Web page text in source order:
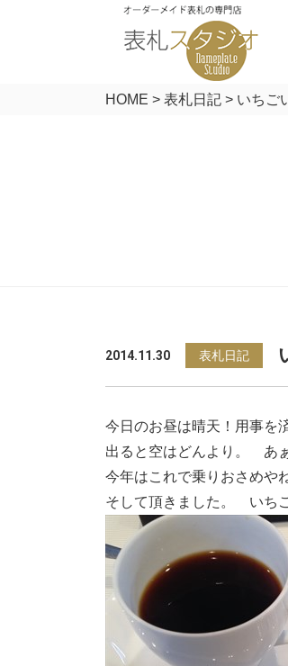
HOME > 表札日記 > いちご
2014.11.30 表札日記
今日のお昼は晴天！用事を
出ると空はどんより。 あ
今年はこれで乗りおさめや
そして頂きました。 いち